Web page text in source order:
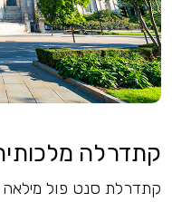
קתדרלה
קתדרלת סנט פול